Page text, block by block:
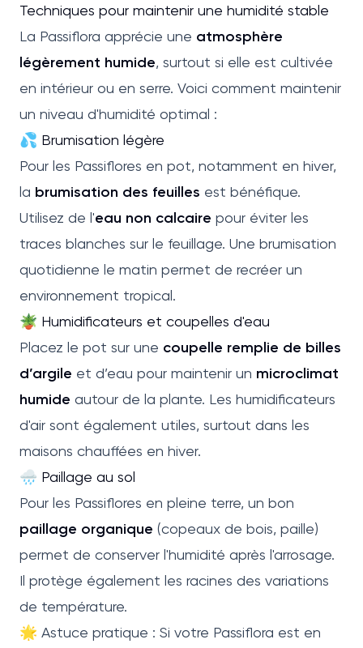
Techniques pour maintenir une humidité stable
La Passiflora apprécie une atmosphère
légèrement humide, surtout si elle est cultivée
en intérieur ou en serre. Voici comment maintenir
un niveau d'humidité optimal :
💦 Brumisation légère
Pour les Passiflores en pot, notamment en hiver,
la brumisation des feuilles est bénéfique.
Utilisez de l'eau non calcaire pour éviter les
traces blanches sur le feuillage. Une brumisation
quotidienne le matin permet de recréer un
environnement tropical.
🪴 Humidificateurs et coupelles d'eau
Placez le pot sur une coupelle remplie de billes
d’argile et d’eau pour maintenir un microclimat
humide autour de la plante. Les humidificateurs
d'air sont également utiles, surtout dans les
maisons chauffées en hiver.
🌧 Paillage au sol
Pour les Passiflores en pleine terre, un bon
paillage organique (copeaux de bois, paille)
permet de conserver l'humidité après l'arrosage.
Il protège également les racines des variations
de température.
🌟 Astuce pratique : Si votre Passiflora est en